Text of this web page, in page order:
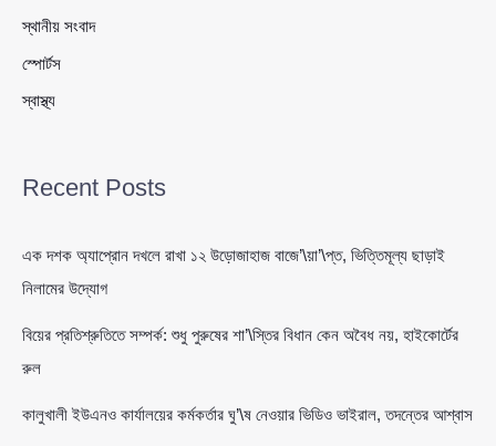
স্থানীয় সংবাদ
স্পোর্টস
স্বাস্থ্য
Recent Posts
এক দশক অ্যাপ্রোন দখলে রাখা ১২ উড়োজাহাজ বাজে’\য়া’\প্ত, ভিত্তিমূল্য ছাড়াই
নিলামের উদ্যোগ
বিয়ের প্রতিশ্রুতিতে সম্পর্ক: শুধু পুরুষের শা’\স্তির বিধান কেন অবৈধ নয়, হাইকোর্টের
রুল
কালুখালী ইউএনও কার্যালয়ের কর্মকর্তার ঘু’\ষ নেওয়ার ভিডিও ভাইরাল, তদন্তের আশ্বাস